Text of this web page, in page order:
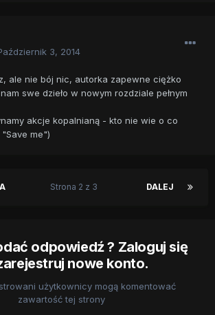
3, 2014
ale nie bój nic, autorka zapewne ciężko
swe dzieło w nowym rozdziale pełnym
akcje kopalnianą - kto nie wie o co
me")
DALEJ
Strona 2 z 3
odpowiedź ? Zaloguj się
nowe konto.
użytkownicy mogą komentować
zawartość tej strony